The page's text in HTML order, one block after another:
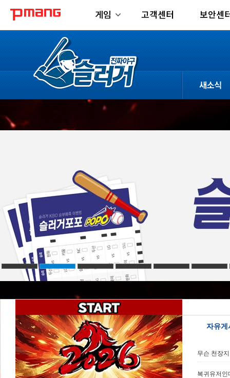
게임 고객센터 보안센
업데이트
자유게
무슨 천장
복귀유저